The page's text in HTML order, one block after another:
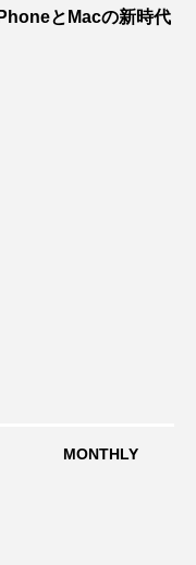
とMacの新時代
MONTHLY